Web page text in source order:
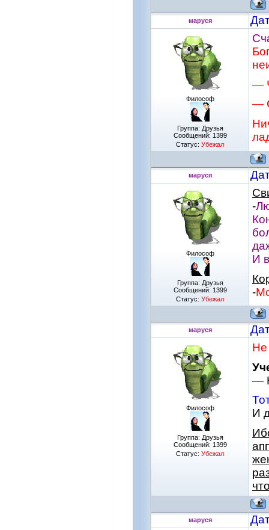
маруся
Философ
Группа: Друзья
Сообщений: 1399
Статус: Убежал
—
—
маруся
Философ
Группа: Друзья
Сообщений: 1399
Статус: Убежал
-
И
-
маруся
Философ
Группа: Друзья
Сообщений: 1399
Статус: Убежал
Не
—
И
маруся